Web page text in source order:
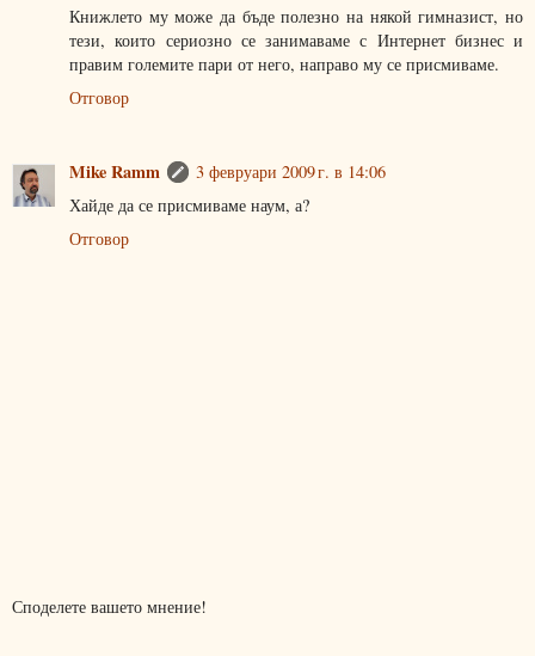
Книжлето му може да бъде полезно на някой гимназист, но
тези, които сериозно се занимаваме с Интернет бизнес и
правим големите пари от него, направо му се присмиваме.
Отговор
Mike Ramm
3 февруари 2009 г. в 14:06
Хайде да се присмиваме наум, а?
Отговор
Споделете вашето мнение!